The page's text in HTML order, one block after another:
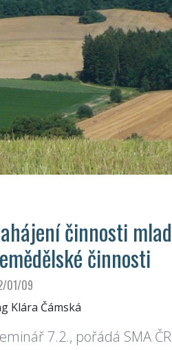
činnosti
činnosti
01/09
Klára Čámská
7.2., pořádá SMA ČR